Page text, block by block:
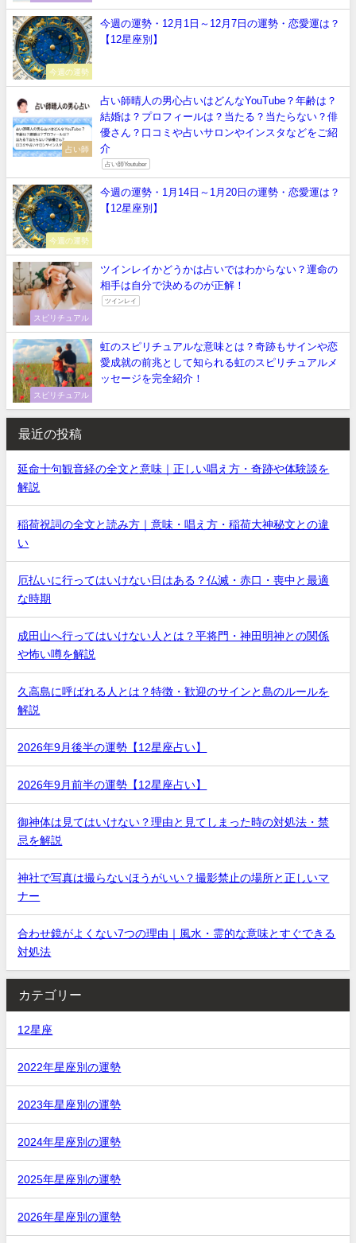
今週の運勢
今週の運勢・12月1日～12月7日の運勢・恋愛運は？
【12星座別】
占い師
占い師晴人の男心占いはどんなYouTube？年齢は？
結婚は？プロフィールは？当たる？当たらない？俳
優さん？口コミや占いサロンやインスタなどをご紹
介
占い師Youtuber
今週の運勢
今週の運勢・1月14日～1月20日の運勢・恋愛運は？
【12星座別】
スピリチュアル
ツインレイかどうかは占いではわからない？運命の
相手は自分で決めるのが正解！
ツインレイ
スピリチュアル
虹のスピリチュアルな意味とは？奇跡もサインや恋
愛成就の前兆として知られる虹のスピリチュアルメ
ッセージを完全紹介！
最近の投稿
延命十句観音経の全文と意味｜正しい唱え方・奇跡や体験談を
解説
稲荷祝詞の全文と読み方｜意味・唱え方・稲荷大神秘文との違
い
厄払いに行ってはいけない日はある？仏滅・赤口・喪中と最適
な時期
成田山へ行ってはいけない人とは？平将門・神田明神との関係
や怖い噂を解説
久高島に呼ばれる人とは？特徴・歓迎のサインと島のルールを
解説
2026年9月後半の運勢【12星座占い】
2026年9月前半の運勢【12星座占い】
御神体は見てはいけない？理由と見てしまった時の対処法・禁
忌を解説
神社で写真は撮らないほうがいい？撮影禁止の場所と正しいマ
ナー
合わせ鏡がよくない7つの理由｜風水・霊的な意味とすぐできる
対処法
カテゴリー
12星座
2022年星座別の運勢
2023年星座別の運勢
2024年星座別の運勢
2025年星座別の運勢
2026年星座別の運勢